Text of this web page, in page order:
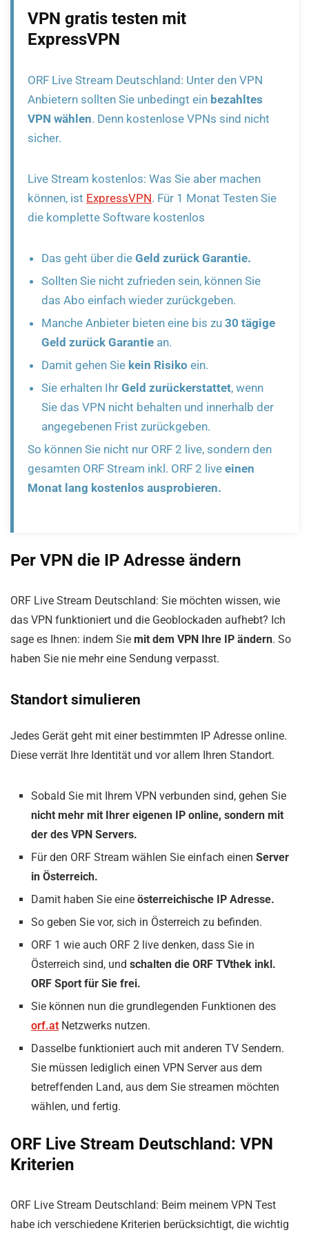
VPN gratis testen mit
ExpressVPN
ORF Live Stream Deutschland: Unter den VPN
Anbietern sollten Sie unbedingt ein bezahltes
VPN wählen. Denn kostenlose VPNs sind nicht
sicher.
Live Stream kostenlos: Was Sie aber machen
können, ist ExpressVPN. Für 1 Monat Testen Sie
die komplette Software kostenlos
Das geht über die Geld zurück Garantie.
Sollten Sie nicht zufrieden sein, können Sie
das Abo einfach wieder zurückgeben.
Manche Anbieter bieten eine bis zu 30 tägige
Geld zurück Garantie an.
Damit gehen Sie kein Risiko ein.
Sie erhalten Ihr Geld zurückerstattet, wenn
Sie das VPN nicht behalten und innerhalb der
angegebenen Frist zurückgeben.
So können Sie nicht nur ORF 2 live, sondern den
gesamten ORF Stream inkl. ORF 2 live einen
Monat lang kostenlos ausprobieren.
Per VPN die IP Adresse ändern
ORF Live Stream Deutschland: Sie möchten wissen, wie
das VPN funktioniert und die Geoblockaden aufhebt? Ich
sage es Ihnen: indem Sie mit dem VPN Ihre IP ändern. So
haben Sie nie mehr eine Sendung verpasst.
Standort simulieren
Jedes Gerät geht mit einer bestimmten IP Adresse online.
Diese verrät Ihre Identität und vor allem Ihren Standort.
Sobald Sie mit Ihrem VPN verbunden sind, gehen Sie
nicht mehr mit Ihrer eigenen IP online, sondern mit
der des VPN Servers.
Für den ORF Stream wählen Sie einfach einen Server
in Österreich.
Damit haben Sie eine österreichische IP Adresse.
So geben Sie vor, sich in Österreich zu befinden.
ORF 1 wie auch ORF 2 live denken, dass Sie in
Österreich sind, und schalten die ORF TVthek inkl.
ORF Sport für Sie frei.
Sie können nun die grundlegenden Funktionen des
orf.at Netzwerks nutzen.
Dasselbe funktioniert auch mit anderen TV Sendern.
Sie müssen lediglich einen VPN Server aus dem
betreffenden Land, aus dem Sie streamen möchten
wählen, und fertig.
ORF Live Stream Deutschland: VPN
Kriterien
ORF Live Stream Deutschland: Beim meinem VPN Test
habe ich verschiedene Kriterien berücksichtigt, die wichtig